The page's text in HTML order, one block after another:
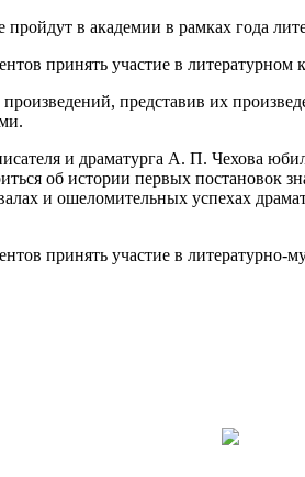
в академии в рамках года
принять участие в
произведений, представив их
и драматурга А. П. Чехова
об истории первых постановок
и ошеломительных успехах
принять участие в